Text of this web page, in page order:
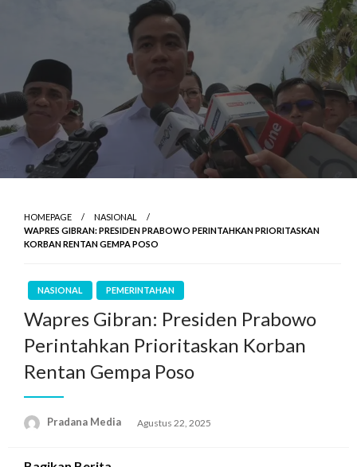
HOMEPAGE
NASIONAL
WAPRES GIBRAN: PRESIDEN PRABOWO PERINTAHKAN PRIORITASKAN
KORBAN RENTAN GEMPA POSO
NASIONAL PEMERINTAHAN
Wapres Gibran: Presiden Prabowo
Perintahkan Prioritaskan Korban
Rentan Gempa Poso
Pradana Media Agustus 22, 2025